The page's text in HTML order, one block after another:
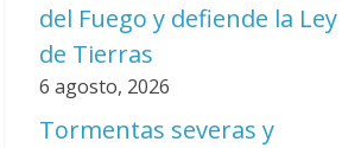
del Fuego y defiende la Ley
de Tierras
6 agosto, 2026
Tormentas severas y